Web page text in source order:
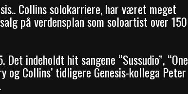
Collins solokarriere, har været meget
på verdensplan som soloartist over 150
indeholdt hit sangene “Sussudio”, “One
og Collins’ tidligere Genesis-kollega Peter